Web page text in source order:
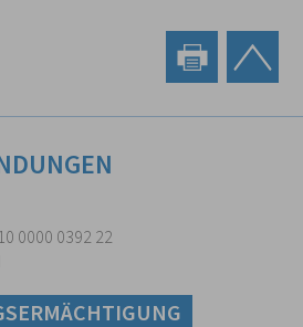
0000 0392 22